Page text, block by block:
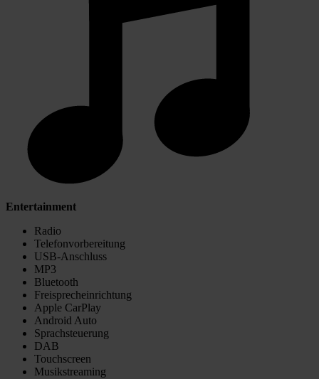
Entertainment
Radio
Telefonvorbereitung
USB-Anschluss
MP3
Bluetooth
Freisprecheinrichtung
Apple CarPlay
Android Auto
Sprachsteuerung
DAB
Touchscreen
Musikstreaming